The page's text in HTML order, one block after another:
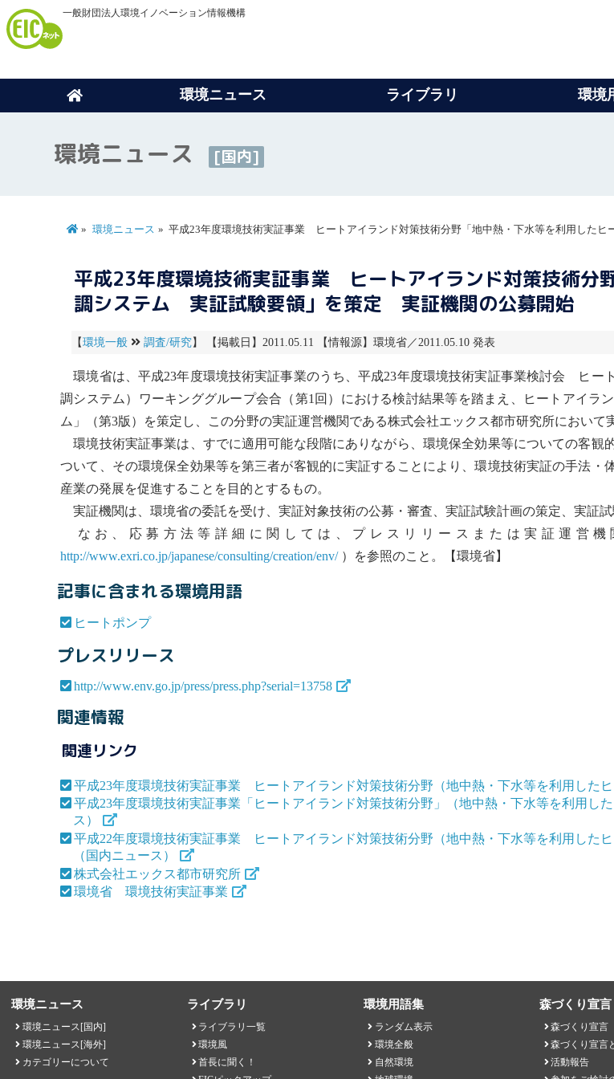
一般財団法人環境イノベーション情報機構
環境ニュース ライブラリ 環境
環境ニュース [国内]
環境ニュース 平成23年度環境技術実証事業 ヒートアイランド対策技術分野「地中熱・下水等を利用した
平成23年度環境技術実証事業 ヒートアイランド対策技術分
調システム 実証試験要領」を策定 実証機関の公募開始
【環境一般 調査/研究】 【掲載日】2011.05.11 【情報源】環境省／2011.05.10 発表
環境省は、平成23年度環境技術実証事業のうち、平成23年度環境技術実証事業検討会 ヒー
調システム）ワーキンググループ会合（第1回）における検討結果等を踏まえ、ヒートアイラ
ム」（第3版）を策定し、この分野の実証運営機関である株式会社エックス都市研究所において
環境技術実証事業は、すでに適用可能な段階にありながら、環境保全効果等についての客観
ついて、その環境保全効果等を第三者が客観的に実証することにより、環境技術実証の手法
産業の発展を促進することを目的とするもの。
実証機関は、環境省の委託を受け、実証対象技術の公募・審査、実証試験計画の策定、実証
なお、応募方法等詳細に関しては、プレスリリースまたは実証運営
http://www.exri.co.jp/japanese/consulting/creation/env/）を参照のこと。【環境省】
記事に含まれる環境用語
ヒートポンプ
プレスリリース
http://www.env.go.jp/press/press.php?serial=13758
関連情報
関連リンク
平成23年度環境技術実証事業 ヒートアイランド対策技術分野（地中熱・下水等を利用した
平成23年度環境技術実証事業「ヒートアイランド対策技術分野」（地中熱・下水等を利用し
ス）
平成22年度環境技術実証事業 ヒートアイランド対策技術分野（地中熱・下水等を利用し
（国内ニュース）
株式会社エックス都市研究所
環境省 環境技術実証事業
環境ニュース
環境ニュース[国内]
環境ニュース[海外]
カテゴリーについて
ライブラリ
ライブラリ一覧
環境風
首長に聞く！
環境用語集
ランダム表示
環境全般
自然環境
森づくり宣言
森づくり宣言
森づくり宣言
活動報告